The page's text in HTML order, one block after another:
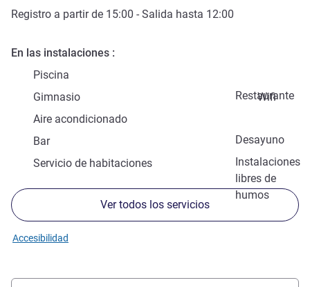
Registro a partir de 15:00 - Salida hasta 12:00
En las instalaciones
Piscina
Restaurante
Gimnasio
Wifi
Aire acondicionado
Desayuno
Bar
Instalaciones
libres de
humos
Servicio de habitaciones
Ver todos los servicios
Accesibilidad